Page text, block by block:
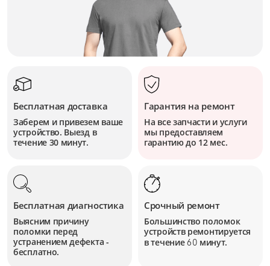
Бесплатная доставка
Заберем и привезем ваше
устройство. Выезд в
течение 30 минут.
Гарантия на ремонт
На все запчасти и услуги
мы предоставляем
гарантию до 12 мес.
Бесплатная диагностика
Выясним причину
поломки перед
устранением дефекта -
бесплатно.
Срочный ремонт
Большинство поломок
устройств ремонтируется
в течение60 минут.